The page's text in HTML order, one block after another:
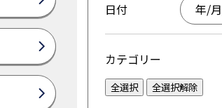
日付
カテゴリー
全選択 全選択解除